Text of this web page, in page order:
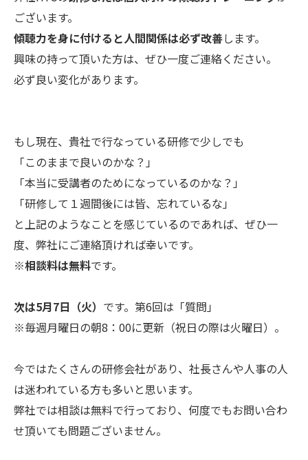
ございます。
傾聴力を身に付けると人間関係は必ず改善します。
興味の持って頂いた方は、ぜひ一度ご連絡ください。
必ず良い変化があります。
もし現在、貴社で行なっている研修で少しでも
「このままで良いのかな？」
「本当に受講者のためになっているのかな？」
「研修して１週間後には皆、忘れているな」
と上記のようなことを感じているのであれば、ぜひ一
度、弊社にご連絡頂ければ幸いです。
※相談料は無料です。
次は5月7日（火） です。第6回は「質問」
※毎週月曜日の朝8：00に更新（祝日の際は火曜日）。
今ではたくさんの研修会社があり、社長さんや人事の人
は迷われている方も多いと思います。
弊社では相談は無料で行っており、何度でもお問い合わ
せ頂いても問題ございません。